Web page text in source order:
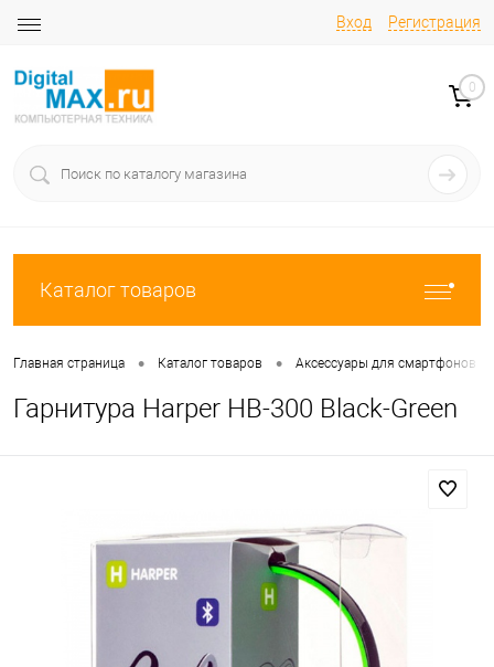
Вход Регистрация
0
Каталог товаров
Главная страница • Каталог товаров • Аксессуары для смартфонов и
Гарнитура Harper HB-300 Black-Green